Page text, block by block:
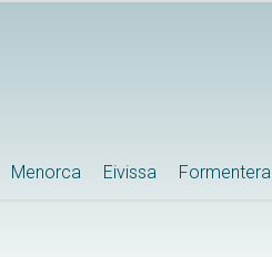
Menorca Eivissa Formentera